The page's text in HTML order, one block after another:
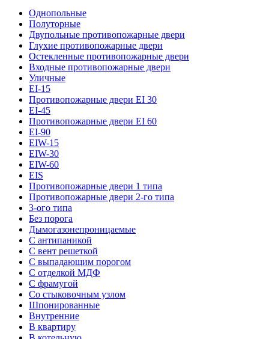
Однопольные
Полуторные
Двупольные противопожарные двери
Глухие противопожарные двери
Остекленные противопожарные двери
Входные противопожарные двери
Уличные
EI-15
Противопожарные двери EI 30
EI-45
Противопожарные двери EI 60
EI-90
EIW-15
EIW-30
EIW-60
EIS
Противопожарные двери 1 типа
Противопожарные двери 2-го типа
3-ого типа
Без порога
Дымогазонепроницаемые
С антипаникой
С вент решеткой
С выпадающим порогом
С отделкой МДФ
С фрамугой
Со стыковочным узлом
Шпонированные
Внутренние
В квартиру